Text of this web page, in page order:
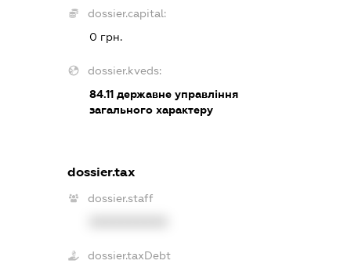
dossier.capital:
0 грн.
dossier.kveds:
84.11 державне управління
загального характеру
dossier.tax
dossier.staff
dossier.taxDebt